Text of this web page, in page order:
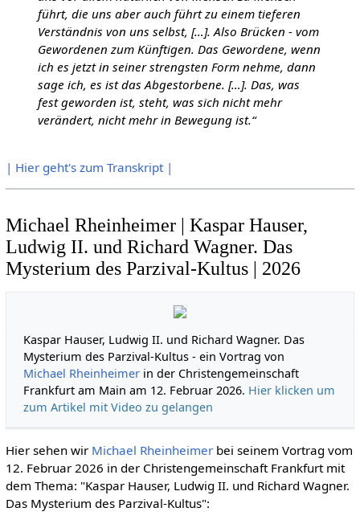
führt, die uns aber auch führt zu einem tieferen
Verständnis von uns selbst, […]. Also Brücken - vom
Gewordenen zum Künftigen. Das Gewordene, wenn
ich es jetzt in seiner strengsten Form nehme, dann
sage ich, es ist das Abgestorbene. […]. Das, was
fest geworden ist, steht, was sich nicht mehr
verändert, nicht mehr in Bewegung ist.“
| Hier geht's zum Transkript |
Michael Rheinheimer | Kaspar Hauser,
Ludwig II. und Richard Wagner. Das
Mysterium des Parzival-Kultus | 2026
Kaspar Hauser, Ludwig II. und Richard Wagner. Das
Mysterium des Parzival-Kultus - ein Vortrag von
Michael Rheinheimer in der Christengemeinschaft
Frankfurt am Main am 12. Februar 2026. Hier klicken um
zum Artikel mit Video zu gelangen
Hier sehen wir Michael Rheinheimerbei seinem Vortrag vom
12. Februar 2026 in der Christengemeinschaft Frankfurt mit
dem Thema: "Kaspar Hauser, Ludwig II. und Richard Wagner.
Das Mysterium des Parzival-Kultus":